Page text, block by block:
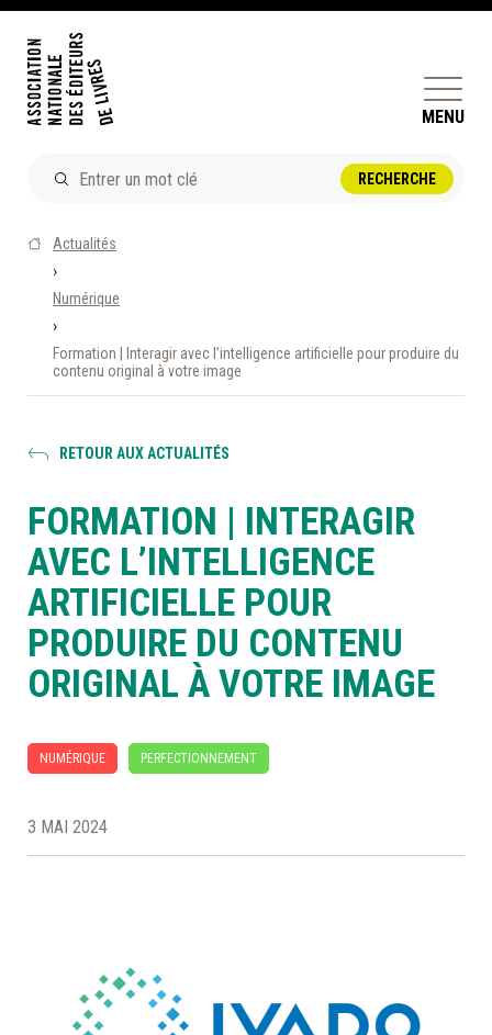
MENU
DOSSIERS ET ENJEUX
ÊTRE ÉDITEUR·TRICE
PERFECTIONNEMENT
ET SERVICES AUX MEMBRES
À LA POINTE DE LA PROFESSION
À PROPOS DEVENIR MEMBRE
Actualités
›
Numérique
›
Formation | Interagir avec l’intelligence artificielle pour produire du
contenu original à votre image
RETOUR AUX ACTUALITÉS
FORMATION | INTERAGIR
AVEC L’INTELLIGENCE
ARTIFICIELLE POUR
PRODUIRE DU CONTENU
ORIGINAL À VOTRE IMAGE
NUMÉRIQUE PERFECTIONNEMENT
3 MAI 2024